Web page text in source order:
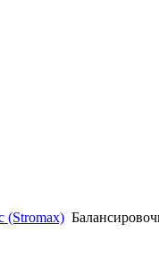
(Stromax)